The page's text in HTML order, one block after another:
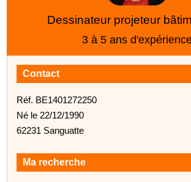
Dessinateur projeteur
3 à 5 ans
Contact
Réf. BE1401272250
Né le 22/12/1990
62231 Sanguatte
Ma recherche